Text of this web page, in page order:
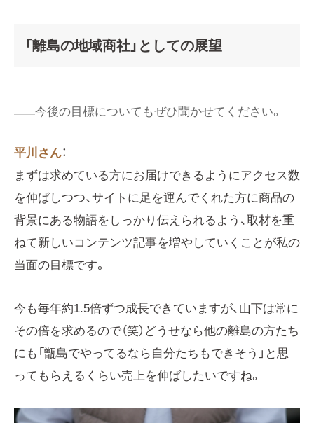
「離島の地域商社」としての展望
今後の目標についてもぜひ聞かせてください。
平川さん：
まずは求めている方にお届けできるようにアクセス数
を伸ばしつつ、サイトに足を運んでくれた方に商品の
背景にある物語をしっかり伝えられるよう、取材を重
ねて新しいコンテンツ記事を増やしていくことが私の
当面の目標です。
今も毎年約1.5倍ずつ成長できていますが、山下は常に
その倍を求めるので（笑）どうせなら他の離島の方たち
にも「甑島でやってるなら自分たちもできそう」と思
ってもらえるくらい売上を伸ばしたいですね。